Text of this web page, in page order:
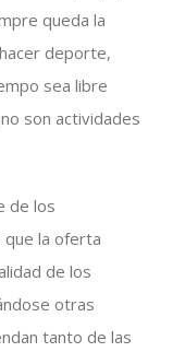
queda la
deporte,
sea libre
son actividades
de los
la oferta
de los
otras
tanto de las